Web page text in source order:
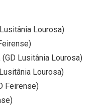
Lourosa)
(GD Lusitânia Lourosa)
Lourosa)
Feirense)